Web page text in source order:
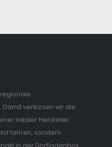
verkürzen wir die
lokaler Hersteller
fahren, sondern